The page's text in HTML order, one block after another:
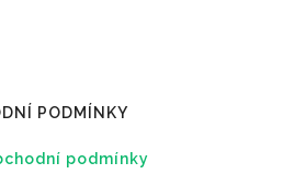
PODMÍNKY
podmínky